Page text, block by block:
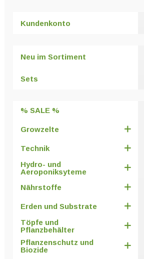
Kundenkonto
Neu im Sortiment
Sets
% SALE %
Growzelte
Technik
Hydro- und
Aeroponiksyteme
Nährstoffe
Erden und Substrate
Töpfe und
Pflanzbehälter
Pflanzenschutz und
Biozide